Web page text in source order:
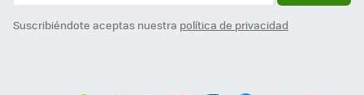
Suscribiéndote aceptas nuestra política de privacidad